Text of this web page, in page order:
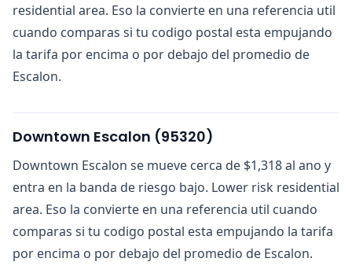
residential area. Eso la convierte en una referencia util
cuando comparas si tu codigo postal esta empujando
la tarifa por encima o por debajo del promedio de
Escalon.
Downtown Escalon (95320)
Downtown Escalon se mueve cerca de $1,318 al ano y
entra en la banda de riesgo bajo. Lower risk residential
area. Eso la convierte en una referencia util cuando
comparas si tu codigo postal esta empujando la tarifa
por encima o por debajo del promedio de Escalon.